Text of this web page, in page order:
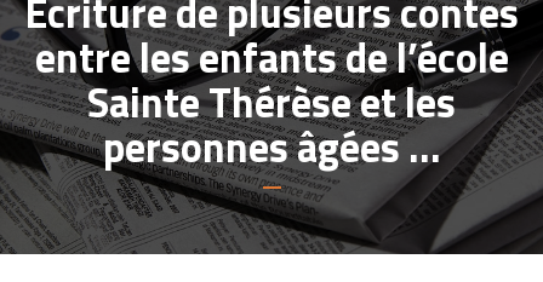
entre les enfants de l’école
Sainte Thérèse et les
personnes âgées …